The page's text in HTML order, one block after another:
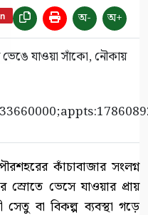
অ- অ+
কাঁচাবাজার সংলগ্ন
স্রোতে ভেসে যাওয়ার প্রায়
বা বিকল্প ব্যবস্থা গড়ে